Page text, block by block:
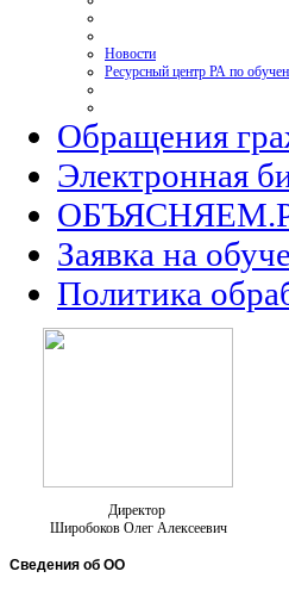
Новости
Ресурсный центр РА по
Обращения
Электронная
Заявка на
Политика
Директор
Широбоков Олег Алексеевич
Сведения об ОО